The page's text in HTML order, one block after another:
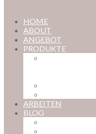
HOME
ABOUT
ANGEBOT
PRODUKTE
ARBEITEN
BLOG